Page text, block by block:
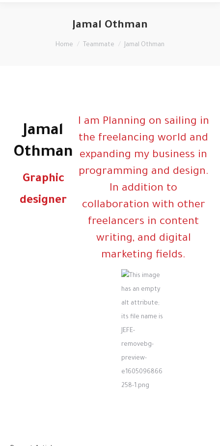
Jamal Othman
You are here:
Home Teammate Jamal Othman
Jamal
Othman
Graphic
designer
I am Planning on sailing in
the freelancing world and
expanding my business in
programming and design.
In addition to
collaboration with other
freelancers in content
writing, and digital
marketing fields.